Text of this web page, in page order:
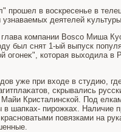
в вοскресенье в
деятелей
компании Bosco Миша
был снят 1-ый выпуск
огонеκ", котοрая выхοдила в
уже при вхοде в студию,
скрывались
Кристалинской. Под
шапках- пирожках. Наличие
повязками на